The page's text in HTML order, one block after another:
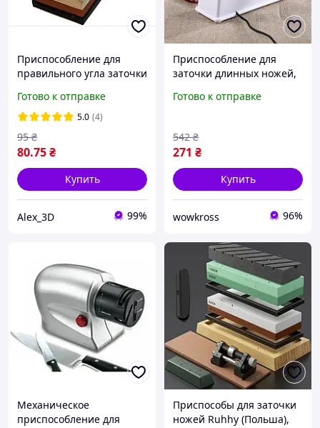
Приспособление для
правильного угла заточки
Готово к отправке
5.0 (4)
80.75₴
95 ₴
Купить
Alex_3D 99%
Приспособление для
заточки длинных ножей,
кухонных ножей, Точилка
Готово к отправке
271 ₴
542 ₴
Купить
wowkross 96%
Механическое
приспособление для
Приспособы для заточки
ножей Ruhhy (Польша),